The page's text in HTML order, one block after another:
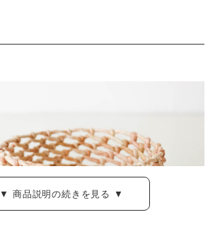
▼ 商品説明の続きを見る ▼